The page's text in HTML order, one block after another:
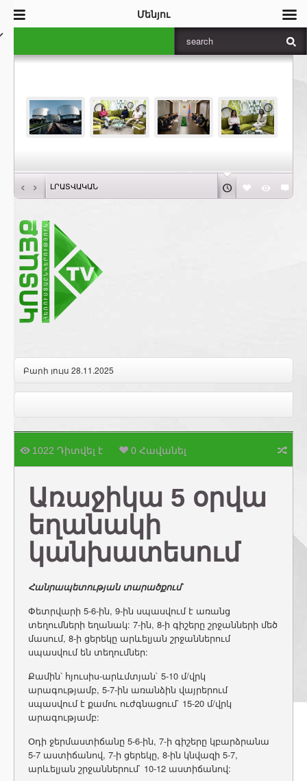
‹ › ԼՐԱՏՎԱԿԱՆ
Բարի լույս 28.11.2025
1022 Դիտվել է 0 Հավանել
Առաջիկա 5 օրվա
եղանակի
կանխատեսում
Հանրապետության տարածքում`
Փետրվարի 5-6-ին, 9-ին սպասվում է առանց
տեղումների եղանակ: 7-ին, 8-ի գիշերը շրջանների մեծ
մասում, 8-ի ցերեկը արևելյան շրջաններում
սպասվում են տեղումներ:
Քամին՝ հյուսիս-արևմտյան` 5-10 մ/վրկ
արագությամբ, 5-7-ին առանձին վայրերում
սպասվում է քամու ուժգնացում` 15-20 մ/վրկ
արագությամբ:
Օդի ջերմաստիճանը 5-6-ին, 7-ի գիշերը կբարձրանա
5-7 աստիճանով, 7-ի ցերեկը, 8-ին կնվազի 5-7,
արևելյան շրջաններում` 10-12 աստիճանով:
Մենյու